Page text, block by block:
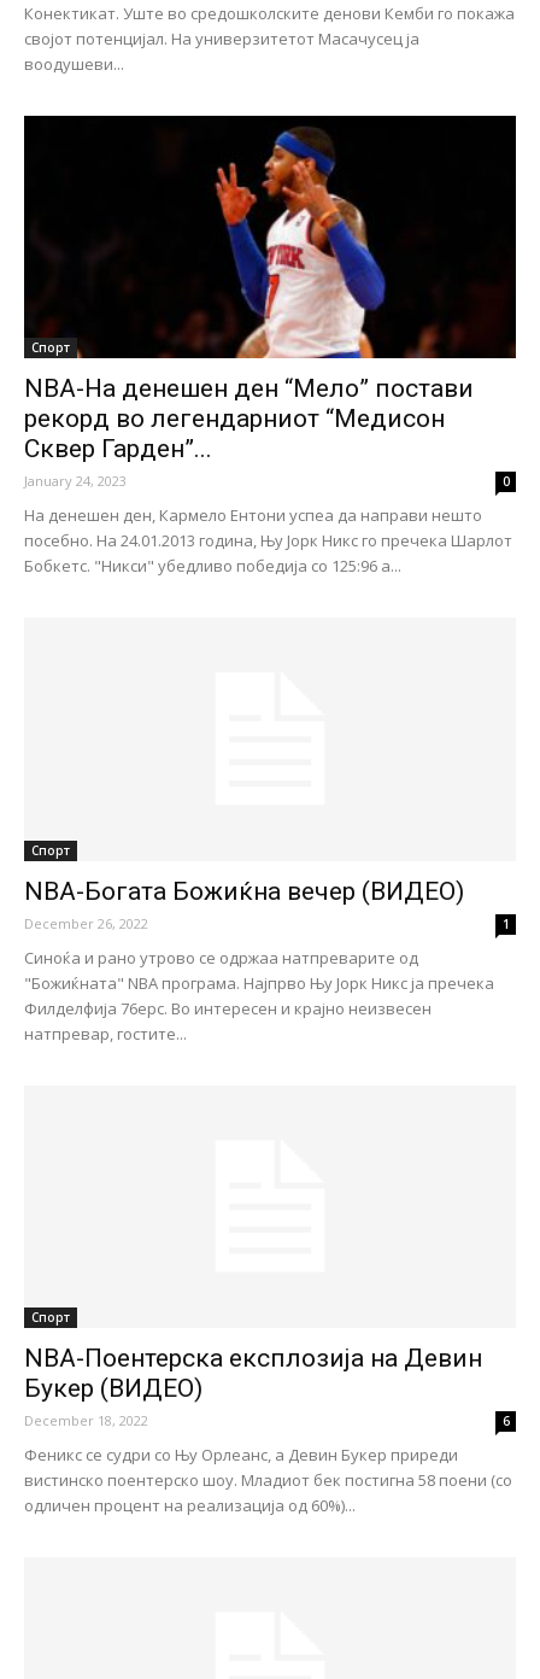
Конектикат. Уште во средошколските денови Кемби го покажа
својот потенцијал. На универзитетот Масачусец ја
воодушеви...
Спорт
NBA-На денешен ден “Мело” постави
рекорд во легендарниот “Медисон
Сквер Гарден”...
January 24, 2023 0
На денешен ден, Кармело Ентони успеа да направи нешто
посебно. На 24.01.2013 година, Њу Јорк Никс го пречека Шарлот
Бобкетс. "Никси" убедливо победија со 125:96 a...
Спорт
NBA-Богата Божиќна вечер (ВИДЕО)
December 26, 2022 1
Синоќа и рано утрово се одржаа натпреварите од
"Божиќната" NBA програма. Најпрво Њу Јорк Никс ја пречека
Филделфија 76ерс. Во интересен и крајно неизвесен
натпревар, гостите...
Спорт
NBA-Поентерска експлозија на Девин
Букер (ВИДЕО)
December 18, 2022 6
Феникс се судри со Њу Орлеанс, а Девин Букер приреди
вистинско поентерско шоу. Младиот бек постигна 58 поени (со
одличен процент на реализација од 60%)...